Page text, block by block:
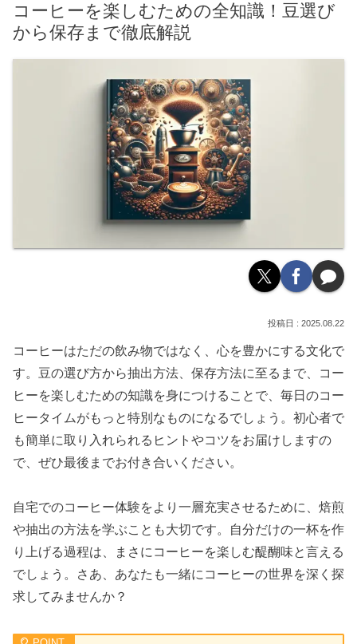
コーヒーを楽しむための全知識！豆選び
から保存まで徹底解説
2025.08.22
コーヒーはただの飲み物ではなく、心を豊かにする文化で
す。豆の選び方から抽出方法、保存方法に至るまで、コー
ヒーを楽しむための知識を身につけることで、毎日のコー
ヒータイムがもっと特別なものになるでしょう。初心者で
も簡単に取り入れられるヒントやコツをお届けしますの
で、ぜひ最後までお付き合いください。
自宅でのコーヒー体験をより一層充実させるために、焙煎
や抽出の方法を学ぶことも大切です。自分だけの一杯を作
り上げる過程は、まさにコーヒーを楽しむ醍醐味と言える
でしょう。さあ、あなたも一緒にコーヒーの世界を深く探
求してみませんか？